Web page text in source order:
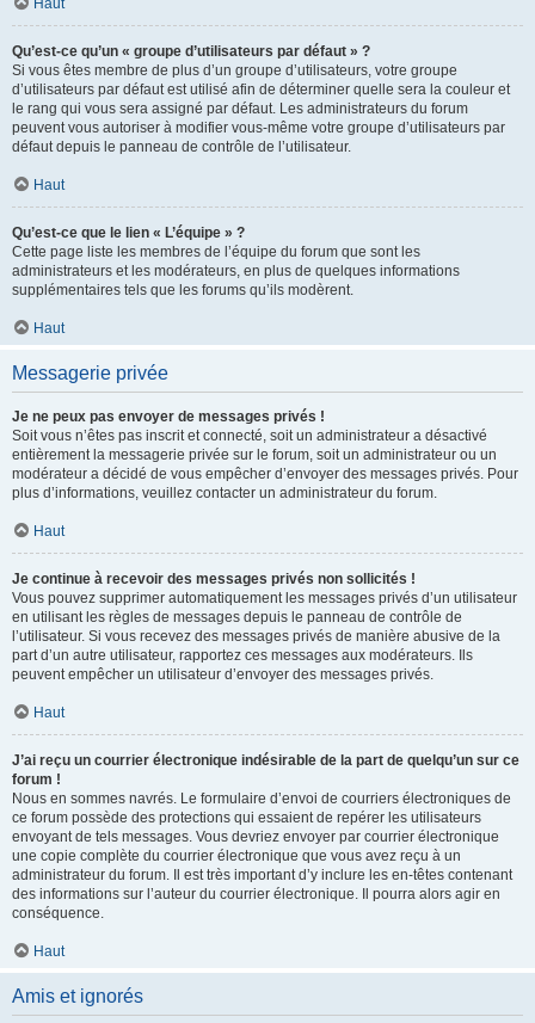
Haut
Qu’est-ce qu’un « groupe d’utilisateurs par défaut » ?
Si vous êtes membre de plus d’un groupe d’utilisateurs, votre groupe
d’utilisateurs par défaut est utilisé afin de déterminer quelle sera la couleur et
le rang qui vous sera assigné par défaut. Les administrateurs du forum
peuvent vous autoriser à modifier vous-même votre groupe d’utilisateurs par
défaut depuis le panneau de contrôle de l’utilisateur.
Haut
Qu’est-ce que le lien « L’équipe » ?
Cette page liste les membres de l’équipe du forum que sont les
administrateurs et les modérateurs, en plus de quelques informations
supplémentaires tels que les forums qu’ils modèrent.
Haut
Messagerie privée
Je ne peux pas envoyer de messages privés !
Soit vous n’êtes pas inscrit et connecté, soit un administrateur a désactivé
entièrement la messagerie privée sur le forum, soit un administrateur ou un
modérateur a décidé de vous empêcher d’envoyer des messages privés. Pour
plus d’informations, veuillez contacter un administrateur du forum.
Haut
Je continue à recevoir des messages privés non sollicités !
Vous pouvez supprimer automatiquement les messages privés d’un utilisateur
en utilisant les règles de messages depuis le panneau de contrôle de
l’utilisateur. Si vous recevez des messages privés de manière abusive de la
part d’un autre utilisateur, rapportez ces messages aux modérateurs. Ils
peuvent empêcher un utilisateur d’envoyer des messages privés.
Haut
J’ai reçu un courrier électronique indésirable de la part de quelqu’un sur ce
forum !
Nous en sommes navrés. Le formulaire d’envoi de courriers électroniques de
ce forum possède des protections qui essaient de repérer les utilisateurs
envoyant de tels messages. Vous devriez envoyer par courrier électronique
une copie complète du courrier électronique que vous avez reçu à un
administrateur du forum. Il est très important d’y inclure les en-têtes contenant
des informations sur l’auteur du courrier électronique. Il pourra alors agir en
conséquence.
Haut
Amis et ignorés